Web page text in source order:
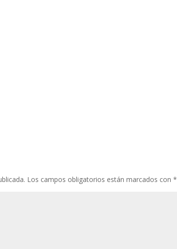
Los campos obligatorios están marcados con*